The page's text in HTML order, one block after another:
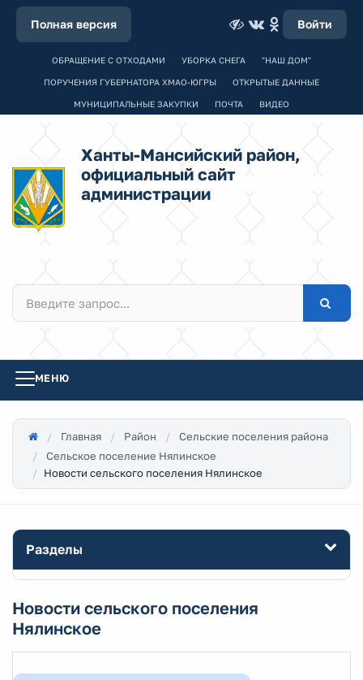
Полная версия Войти
ОБРАЩЕНИЕ С ОТХОДАМИ УБОРКА СНЕГА "НАШ ДОМ"
ПОРУЧЕНИЯ ГУБЕРНАТОРА ХМАО-ЮГРЫ ОТКРЫТЫЕ ДАННЫЕ
МУНИЦИПАЛЬНЫЕ ЗАКУПКИ ПОЧТА ВИДЕО
Ханты-Мансийский район,
официальный сайт
администрации
МЕНЮ
Главная Район
Сельские поселения района
Сельское поселение Нялинское
Новости сельского поселения Нялинское
Разделы
Новости сельского поселения
Нялинское